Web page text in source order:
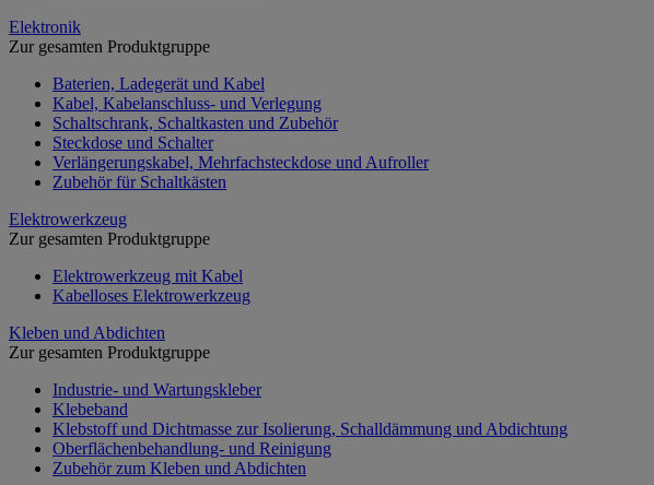
Elektronik
Zur gesamten Produktgruppe
Baterien, Ladegerät und Kabel
Kabel, Kabelanschluss- und Verlegung
Schaltschrank, Schaltkasten und Zubehör
Steckdose und Schalter
Verlängerungskabel, Mehrfachsteckdose und Aufroller
Zubehör für Schaltkästen
Elektrowerkzeug
Zur gesamten Produktgruppe
Elektrowerkzeug mit Kabel
Kabelloses Elektrowerkzeug
Kleben und Abdichten
Zur gesamten Produktgruppe
Industrie- und Wartungskleber
Klebeband
Klebstoff und Dichtmasse zur Isolierung, Schalldämmung und Abdichtung
Oberflächenbehandlung- und Reinigung
Zubehör zum Kleben und Abdichten